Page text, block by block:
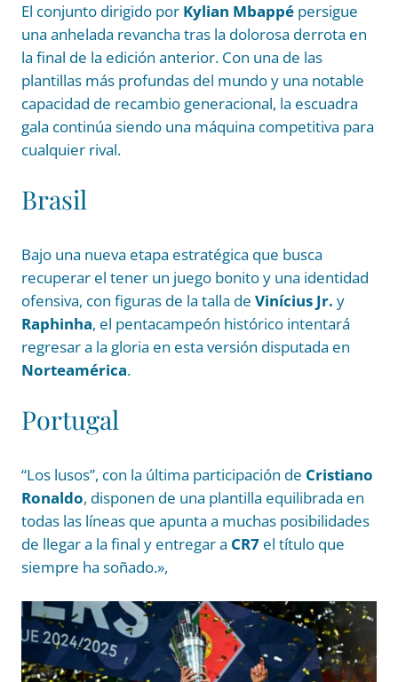
El conjunto dirigido por Kylian Mbappé persigue
una anhelada revancha tras la dolorosa derrota en
la final de la edición anterior. Con una de las
plantillas más profundas del mundo y una notable
capacidad de recambio generacional, la escuadra
gala continúa siendo una máquina competitiva para
cualquier rival.
Brasil
Bajo una nueva etapa estratégica que busca
recuperar el tener un juego bonito y una identidad
ofensiva, con figuras de la talla de Vinícius Jr. y
Raphinha, el pentacampeón histórico intentará
regresar a la gloria en esta versión disputada en
Norteamérica.
Portugal
“Los lusos”, con la última participación de Cristiano
Ronaldo, disponen de una plantilla equilibrada en
todas las líneas que apunta a muchas posibilidades
de llegar a la final y entregar a CR7 el título que
siempre ha soñado.»,